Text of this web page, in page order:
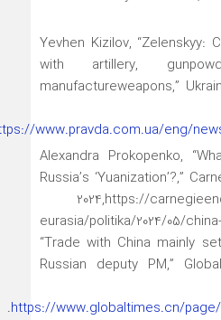
Yevhen Kizilov, “Zelenskyy:
with artillery,
manufactureweapons,”
www.pravda.com.ua/eng/
Alexandra Prokopenko,
Russia’s ‘Yuanization’?,”
2024,https://
eurasia/politika/2024/05/
“Trade with China mainly
Russian deputy PM,”
https://www.globaltimes.cn/page/
.